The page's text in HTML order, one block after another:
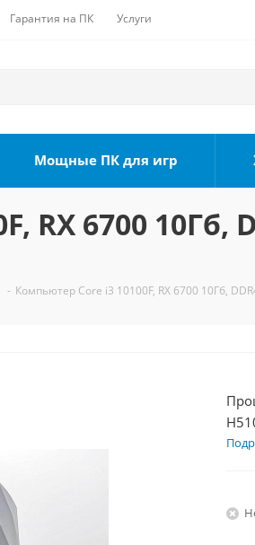
Гарантия на ПК Услуги
Мощные ПК для игр
RX 6700 10Гб,
- Компьютер Core i3 10100F, RX 6700 10Гб,